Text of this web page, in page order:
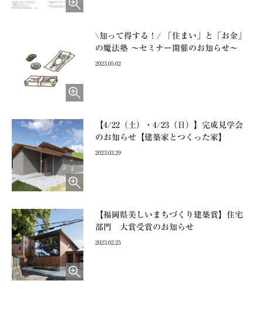
\知って得する！/ 「住まい」と「お金」
の魔法塾 ～セミナー開催のお知らせ～
2023.05.02
【4/22（土）・4/23（日）】完成見学会
のお知らせ【建築家とつくった家】
2023.03.29
【福岡県美しいまちづくり建築賞】住宅
部門 大賞受賞のお知らせ
2023.02.25